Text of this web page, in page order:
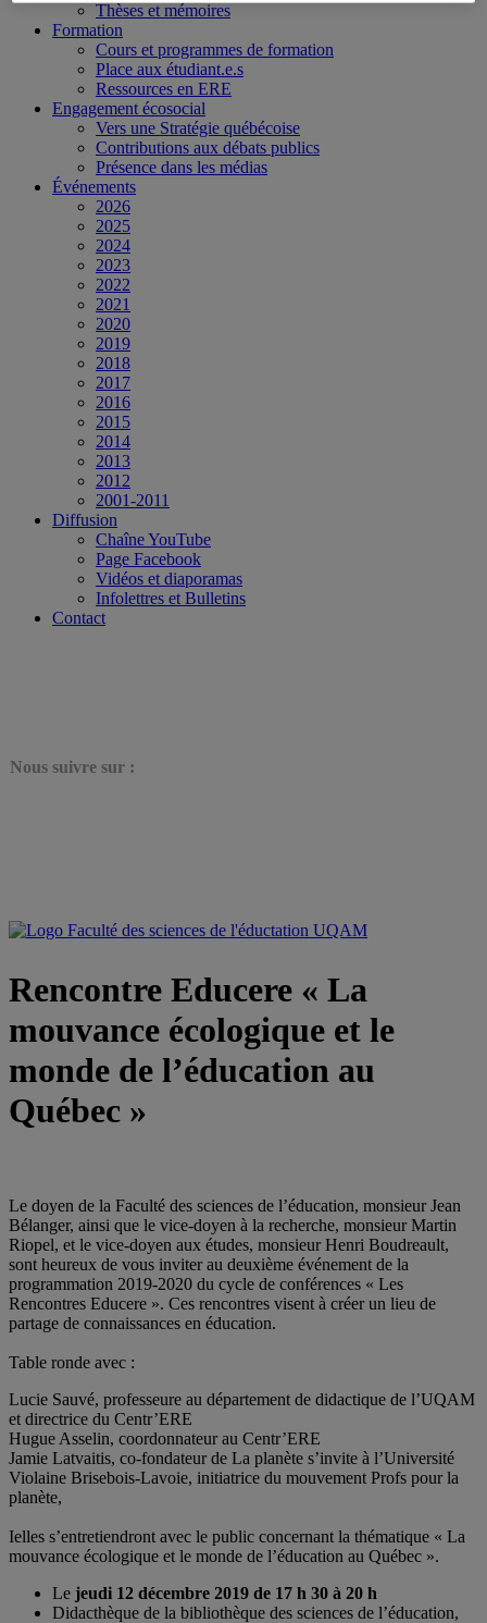
Thèses et mémoires
Formation
Cours et programmes de formation
Place aux étudiant.e.s
Ressources en ERE
Engagement écosocial
Vers une Stratégie québécoise
Contributions aux débats publics
Présence dans les médias
Événements
2026
2025
2024
2023
2022
2021
2020
2019
2018
2017
2016
2015
2014
2013
2012
2001-2011
Diffusion
Chaîne YouTube
Page Facebook
Vidéos et diaporamas
Infolettres et Bulletins
Contact
Nous suivre sur :
Rencontre Educere « La
mouvance écologique et le
monde de l’éducation au
Québec »
Le doyen de la Faculté des sciences de l’éducation, monsieur Jean
Bélanger, ainsi que le vice-doyen à la recherche, monsieur Martin
Riopel, et le vice-doyen aux études, monsieur Henri Boudreault,
sont heureux de vous inviter au deuxième événement de la
programmation 2019-2020 du cycle de conférences « Les
Rencontres Educere ». Ces rencontres visent à créer un lieu de
partage de connaissances en éducation.
Table ronde avec :
Lucie Sauvé, professeure au département de didactique de l’UQAM
et directrice du Centr’ERE
Hugue Asselin, coordonnateur au Centr’ERE
Jamie Latvaitis, co-fondateur de La planète s’invite à l’Université
Violaine Brisebois-Lavoie, initiatrice du mouvement Profs pour la
planète,
Ielles s’entretiendront avec le public concernant la thématique « La
mouvance écologique et le monde de l’éducation au Québec ».
Le jeudi 12 décembre 2019 de 17 h 30 à 20 h
Didacthèque de la bibliothèque des sciences de l’éducation,